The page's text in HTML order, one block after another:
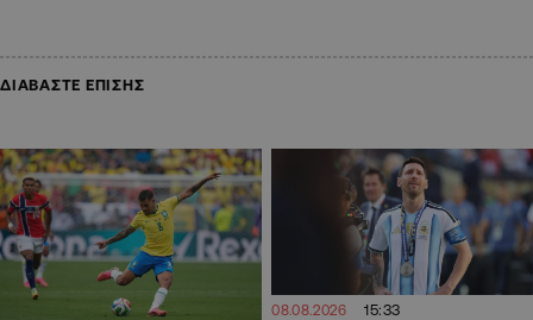
ΔΙΑΒΑΣΤΕ ΕΠΙΣΗΣ
08.08.2026 15:33